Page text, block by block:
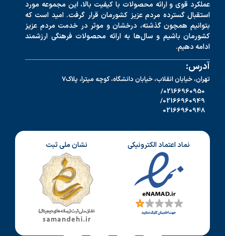
عملکرد قوی و ارائه محصولات با کیفیت بالا، این مجموعه مورد
استقبال گسترده مردم عزیز کشورمان قرار گرفت. امید است که
بتوانیم همچون گذشته، درخشان و موثر در خدمت مردم عزیز
کشورمان باشیم و سال‌ها به ارائه محصولات فرهنگی ارزشمند
ادامه دهیم.
آدرس:
تهران، خیابان انقلاب، خیابان دانشگاه، کوچه میترا، پلاک7
02166960950/
02166960949/
02166960948
نماد اعتماد الکترونیکی نشان ملی ثبت